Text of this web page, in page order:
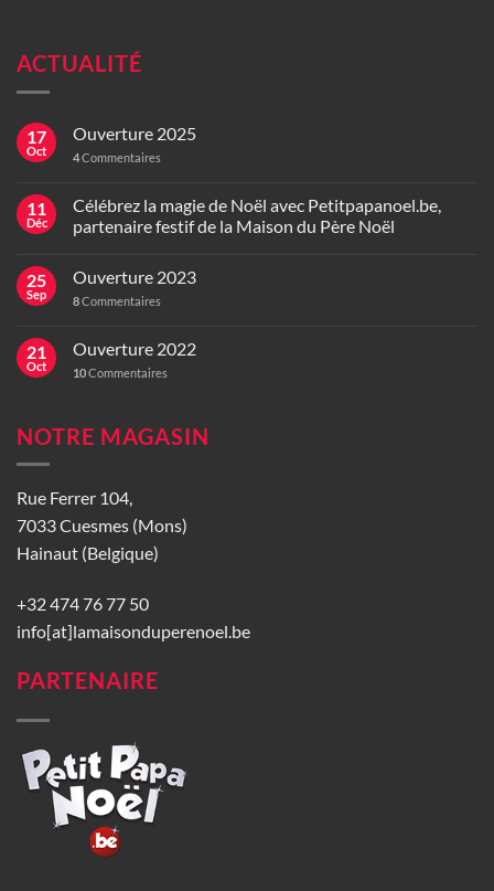
ACTUALITÉ
17
Oct
Ouverture 2025
4Commentaires
11
Déc
Célébrez la magie de Noël avec Petitpapanoel.be,
partenaire festif de la Maison du Père Noël
25
Sep
Ouverture 2023
8Commentaires
21
Oct
Ouverture 2022
10Commentaires
NOTRE MAGASIN
Rue Ferrer 104,
7033 Cuesmes (Mons)
Hainaut (Belgique)
+32 474 76 77 50
info[at]lamaisonduperenoel.be
PARTENAIRE